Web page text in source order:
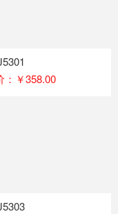
：￥358.00